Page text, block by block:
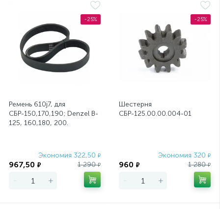
-25%
Ремень 610j7, для
СБР-150,170,190; Denzel B-
125, 160,180, 200.
Экономия 322,50 ₽
967,50 ₽ 1 290₽
- +
-25%
Шестерня
СБР-125.00.00.004-01
Экономия 320 ₽
960 ₽ 1 280₽
- +